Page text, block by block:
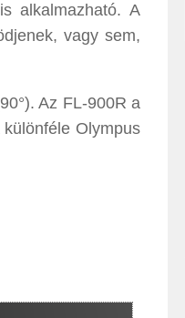
alkalmazható. A
vagy sem,
Az FL-900R a
Olympus